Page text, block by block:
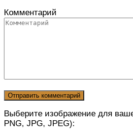
Комментарий
Выберите изображение для
PNG, JPG, JPEG):